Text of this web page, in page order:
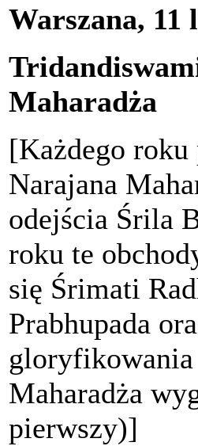
Warszana, 11
Maharadża
[Każdego roku
Narajana
odejścia Śrila
roku te
się Śrimati
Prabhupada
gloryfikowania
Maharadża
pierwszy)]